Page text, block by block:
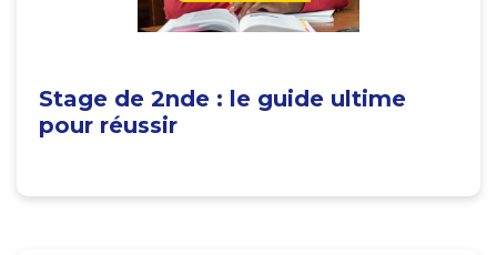
Stage de 2nde : le guide ultime
pour réussir